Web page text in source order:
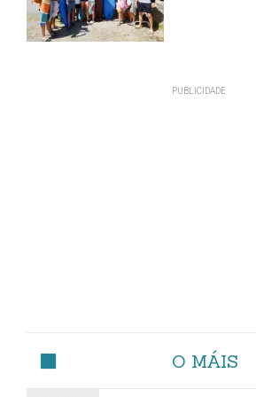
O MÁIS